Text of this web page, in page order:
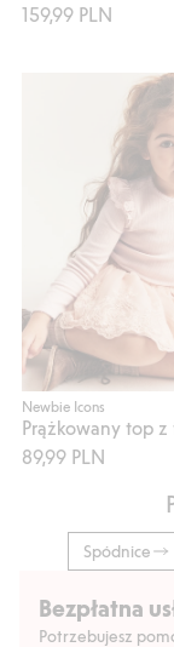
159,99 PLN
Newbie Icons
89,99 PLN
Spódnice
Bezpłatna
Potrzebujesz